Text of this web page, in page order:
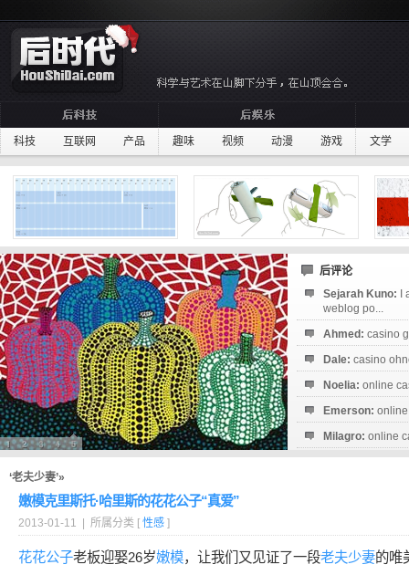
科技 互联网 产品 趣味 视频 动漫 游戏 文学
后评论
Sejarah Kuno:
weblog po...
Ahmed: casino
Dale: casino
Noelia: online
Emerson:
Milagro: online
‘老夫少妻’»
嫩模克里斯托·哈里斯的花花公子“真爱”
2013-01-11 | 所属分类 [ 性感 ]
花花公子老板迎娶26岁嫩模，让我们又见证了一段老夫少妻的唯